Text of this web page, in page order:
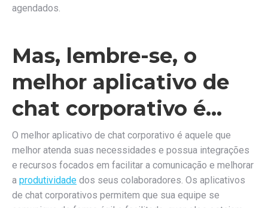
agendados.
Mas, lembre-se, o
melhor aplicativo de
chat corporativo é…
O melhor aplicativo de chat corporativo é aquele que
melhor atenda suas necessidades e possua integrações
e recursos focados em facilitar a comunicação e melhorar
a produtividade dos seus colaboradores. Os aplicativos
de chat corporativos permitem que sua equipe se